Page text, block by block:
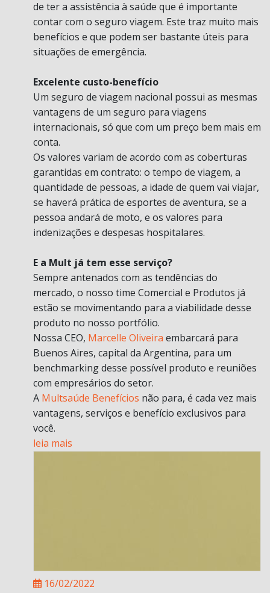
de ter a assistência à saúde que é importante
contar com o seguro viagem. Este traz muito mais
benefícios e que podem ser bastante úteis para
situações de emergência.
Excelente custo-benefício
Um seguro de viagem nacional possui as mesmas
vantagens de um seguro para viagens
internacionais, só que com um preço bem mais em
conta.
Os valores variam de acordo com as coberturas
garantidas em contrato: o tempo de viagem, a
quantidade de pessoas, a idade de quem vai viajar,
se haverá prática de esportes de aventura, se a
pessoa andará de moto, e os valores para
indenizações e despesas hospitalares.
E a Mult já tem esse serviço?
Sempre antenados com as tendências do
mercado, o nosso time Comercial e Produtos já
estão se movimentando para a viabilidade desse
produto no nosso portfólio.
Nossa CEO, Marcelle Oliveira embarcará para
Buenos Aires, capital da Argentina, para um
benchmarking desse possível produto e reuniões
com empresários do setor.
A Multsaúde Benefícios não para, é cada vez mais
vantagens, serviços e benefício exclusivos para
você.
leia mais
16/02/2022